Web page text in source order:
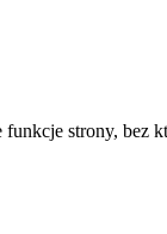
strony, bez